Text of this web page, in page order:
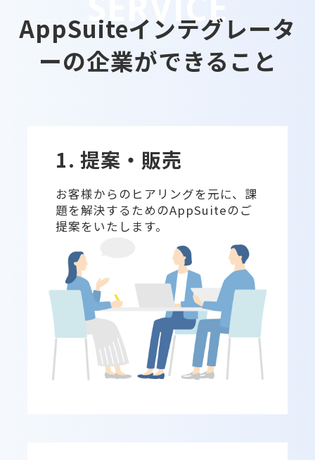
AppSuiteインテグレータ
ーの企業ができること
1. 提案・販売
お客様からのヒアリングを元に、課
題を解決するためのAppSuiteのご
提案をいたします。